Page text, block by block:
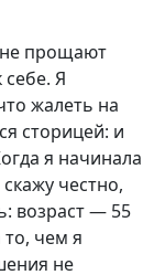
не прощают
Я
жалеть на
сторицей: и
я начинала
честно,
возраст — 55
чем я
не